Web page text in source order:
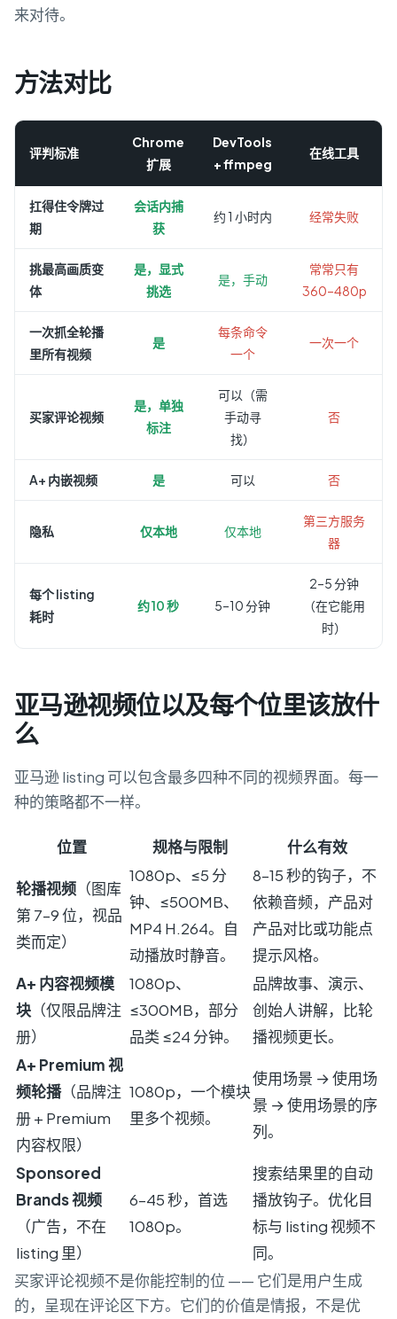
来对待。
方法对比
评判标准
Chrome
扩展
DevTools
+ ffmpeg
在线工具
扛得住令牌过
期
会话内捕
获
约 1 小时内 经常失败
挑最高画质变
体
是，显式
挑选
是，手动
常常只有
360–480p
一次抓全轮播
里所有视频
是
每条命令
一个
一次一个
买家评论视频
是，单独
标注
可以（需
手动寻
找）
否
A+ 内嵌视频 是 可以 否
隐私 仅本地 仅本地
第三方服务
器
每个 listing
耗时
约 10 秒 5–10 分钟
2–5 分钟
（在它能用
时）
亚马逊视频位以及每个位里该放什
么
亚马逊 listing 可以包含最多四种不同的视频界面。每一
种的策略都不一样。
位置 规格与限制 什么有效
轮播视频 （图库
第 7–9 位，视品
类而定）
1080p、≤5 分
钟、≤500MB、
MP4 H.264。自
动播放时静音。
8–15 秒的钩子，不
依赖音频，产品对
产品对比或功能点
提示风格。
A+ 内容视频模
块 （仅限品牌注
册）
1080p、
≤300MB，部分
品类 ≤24 分钟。
品牌故事、演示、
创始人讲解，比轮
播视频更长。
A+ Premium 视
频轮播（品牌注
册 + Premium
内容权限）
1080p，一个模块
里多个视频。
使用场景 → 使用场
景 → 使用场景的序
列。
Sponsored
Brands 视频
（广告，不在
listing 里）
6–45 秒，首选
1080p。
搜索结果里的自动
播放钩子。优化目
标与 listing 视频不
同。
买家评论视频不是你能控制的位 —— 它们是用户生成
的，呈现在评论区下方。它们的价值是情报，不是优